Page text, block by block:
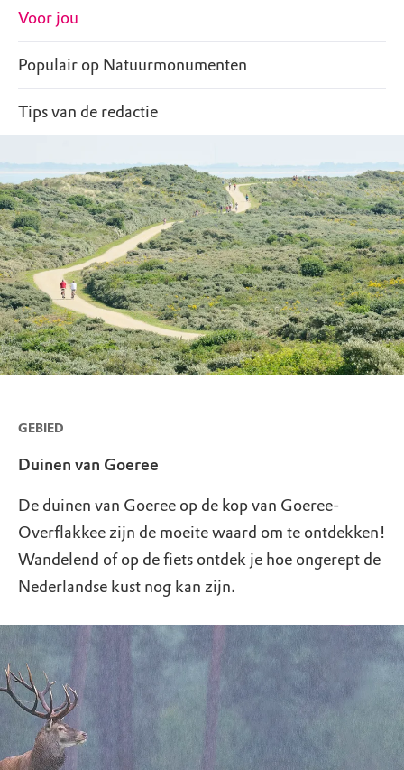
Voor jou
Populair op Natuurmonumenten
Tips van de redactie
GEBIED
Duinen van Goeree
De duinen van Goeree op de kop van Goeree-
Overflakkee zijn de moeite waard om te ontdekken!
Wandelend of op de fiets ontdek je hoe ongerept de
Nederlandse kust nog kan zijn.